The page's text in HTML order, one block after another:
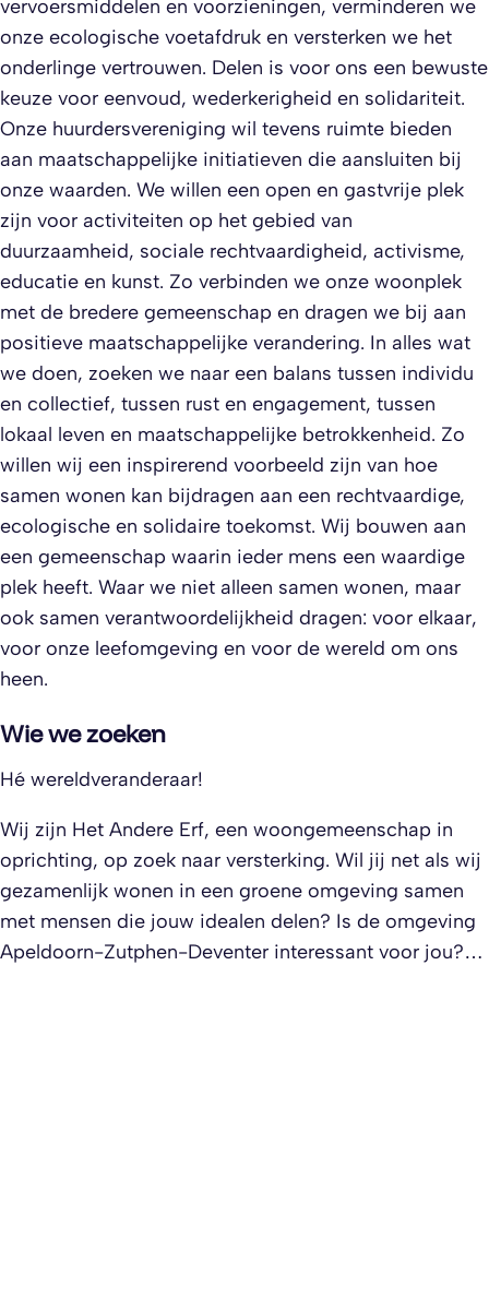
vervoersmiddelen en voorzieningen, verminderen we
onze ecologische voetafdruk en versterken we het
onderlinge vertrouwen. Delen is voor ons een bewuste
keuze voor eenvoud, wederkerigheid en solidariteit.
Onze huurdersvereniging wil tevens ruimte bieden
aan maatschappelijke initiatieven die aansluiten bij
onze waarden. We willen een open en gastvrije plek
zijn voor activiteiten op het gebied van
duurzaamheid, sociale rechtvaardigheid, activisme,
educatie en kunst. Zo verbinden we onze woonplek
met de bredere gemeenschap en dragen we bij aan
positieve maatschappelijke verandering. In alles wat
we doen, zoeken we naar een balans tussen individu
en collectief, tussen rust en engagement, tussen
lokaal leven en maatschappelijke betrokkenheid. Zo
willen wij een inspirerend voorbeeld zijn van hoe
samen wonen kan bijdragen aan een rechtvaardige,
ecologische en solidaire toekomst. Wij bouwen aan
een gemeenschap waarin ieder mens een waardige
plek heeft. Waar we niet alleen samen wonen, maar
ook samen verantwoordelijkheid dragen: voor elkaar,
voor onze leefomgeving en voor de wereld om ons
heen.
Wie we zoeken
Hé wereldveranderaar!
Wij zijn Het Andere Erf, een woongemeenschap in
oprichting, op zoek naar versterking. Wil jij net als wij
gezamenlijk wonen in een groene omgeving samen
met mensen die jouw idealen delen? Is de omgeving
Apeldoorn-Zutphen-Deventer interessant voor jou?